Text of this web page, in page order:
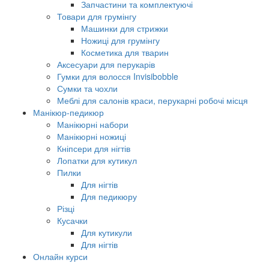
Запчастини та комплектуючі
Товари для грумінгу
Машинки для стрижки
Ножиці для грумінгу
Косметика для тварин
Аксесуари для перукарів
Гумки для волосся Invisibobble
Сумки та чохли
Меблі для салонів краси, перукарні робочі місця
Манікюр-педикюр
Манікюрні набори
Манікюрні ножиці
Кніпсери для нігтів
Лопатки для кутикул
Пилки
Для нігтів
Для педикюру
Різці
Кусачки
Для кутикули
Для нігтів
Онлайн курси